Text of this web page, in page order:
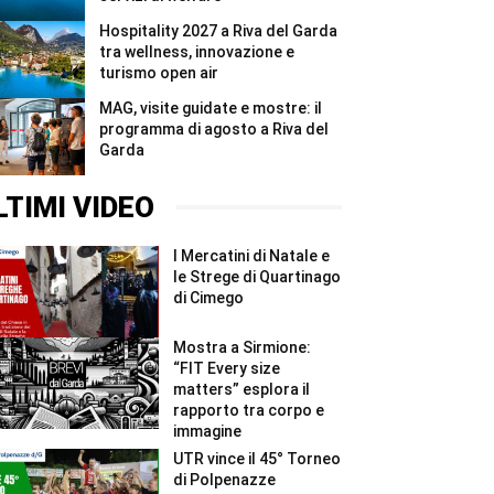
Hospitality 2027 a Riva del Garda
tra wellness, innovazione e
turismo open air
MAG, visite guidate e mostre: il
programma di agosto a Riva del
Garda
VIDEO
I Mercatini di Natale e
le Strege di Quartinago
di Cimego
Mostra a Sirmione:
“FIT Every size
matters” esplora il
rapporto tra corpo e
immagine
UTR vince il 45° Torneo
di Polpenazze